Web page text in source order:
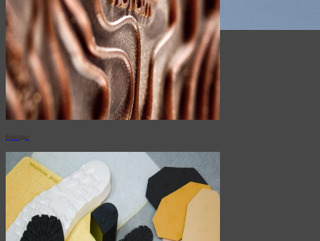
Add Any Headline here
Бренды